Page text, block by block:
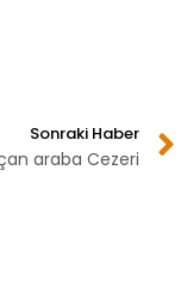
Sonraki Haber
araba Cezeri